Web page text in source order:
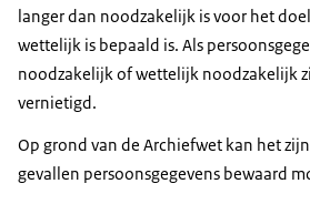
langer dan noodzakelijk is voor het
wettelijk is bepaald is. Als
noodzakelijk of wettelijk noodzakelijk
vernietigd.
Op grond van de Archiefwet kan het
gevallen persoonsgegevens bewaard